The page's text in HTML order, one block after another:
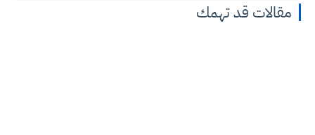
مقالات قد تهمك